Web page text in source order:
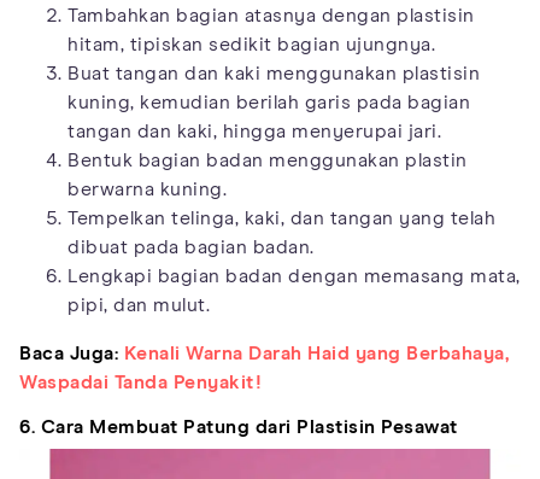
Tambahkan bagian atasnya dengan plastisin
hitam, tipiskan sedikit bagian ujungnya.
Buat tangan dan kaki menggunakan plastisin
kuning, kemudian berilah garis pada bagian
tangan dan kaki, hingga menyerupai jari.
Bentuk bagian badan menggunakan plastin
berwarna kuning.
Tempelkan telinga, kaki, dan tangan yang telah
dibuat pada bagian badan.
Lengkapi bagian badan dengan memasang mata,
pipi, dan mulut.
Baca Juga: Kenali Warna Darah Haid yang Berbahaya,
Waspadai Tanda Penyakit!
6. Cara Membuat Patung dari Plastisin Pesawat